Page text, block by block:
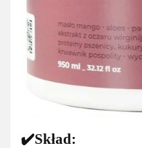
✔️Skład: